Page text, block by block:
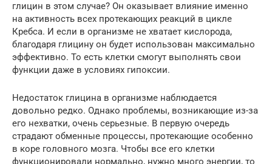
глицин в этом случае? Он оказывает влияние именно
на активность всех протекающих реакций в цикле
Кребса. И если в организме не хватает кислорода,
благодаря глицину он будет использован максимально
эффективно. То есть клетки смогут выполнять свои
функции даже в условиях гипоксии.
Недостаток глицина в организме наблюдается
довольно редко. Однако проблемы, возникающие из-за
его нехватки, очень серьезные. В первую очередь
страдают обменные процессы, протекающие особенно
в коре головного мозга. Чтобы все его клетки
функционировали нормально, нужно много энергии, то